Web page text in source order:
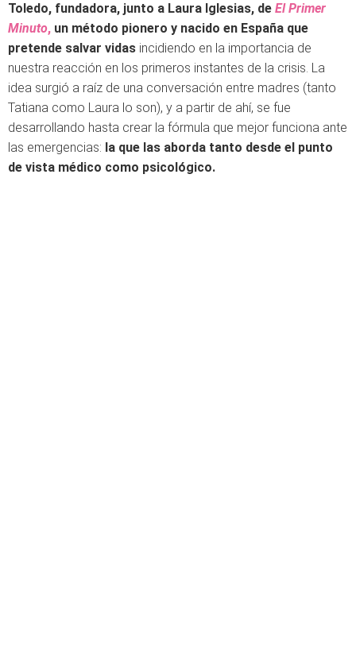
Toledo, fundadora, junto a Laura Iglesias, de El Primer
Minuto, un método pionero y nacido en España que
pretende salvar vidas incidiendo en la importancia de
nuestra reacción en los primeros instantes de la crisis. La
idea surgió a raíz de una conversación entre madres (tanto
Tatiana como Laura lo son), y a partir de ahí, se fue
desarrollando hasta crear la fórmula que mejor funciona ante
las emergencias: la que las aborda tanto desde el punto
de vista médico como psicológico.